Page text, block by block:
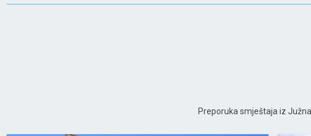
Preporuka smještaja iz